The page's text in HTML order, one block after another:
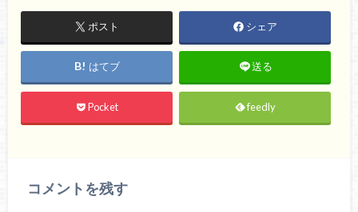
ポスト シェア
はてブ 送る
Pocket feedly
コメントを残す